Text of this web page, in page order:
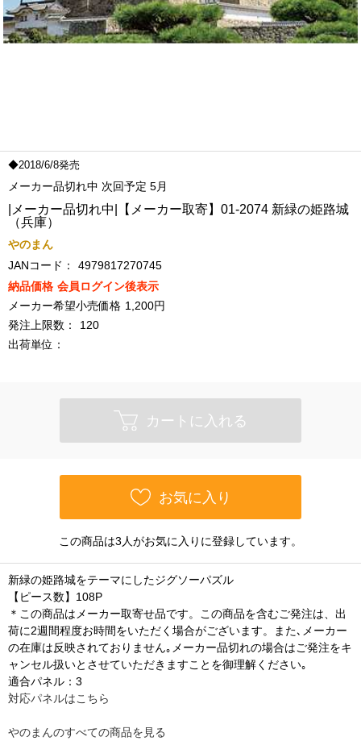
◆2018/6/8発売
メーカー品切れ中 次回予定 5月
|メーカー品切れ中|【メーカー取寄】01-2074 新緑の姫路城
（兵庫）
やのまん
JANコード：
4979817270745
納品価格 会員ログイン後表示
メーカー希望小売価格 1,200円
発注上限数：
120
出荷単位：
カートに入れる
お気に入り
この商品は3人がお気に入りに登録しています。
新緑の姫路城をテーマにしたジグソーパズル
【ピース数】108P
＊この商品はメーカー取寄せ品です。この商品を含むご発注は、出
荷に2週間程度お時間をいただく場合がございます。また､メーカー
の在庫は反映されておりません｡メーカー品切れの場合はご発注をキ
ャンセル扱いとさせていただきますことを御理解ください｡
適合パネル：3
対応パネルはこちら
やのまんのすべての商品を見る